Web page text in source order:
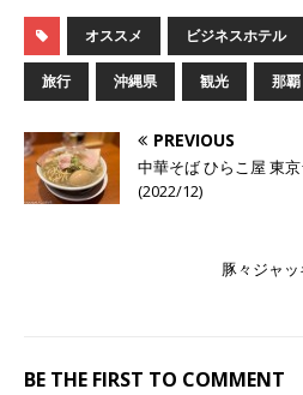
オススメ ビジネスホテル
旅行 沖縄県 観光 那覇
PREVIOUS
中華そば ひらこ屋 東
(2022/12)
豚々ジャ
BE THE FIRST TO COMMENT